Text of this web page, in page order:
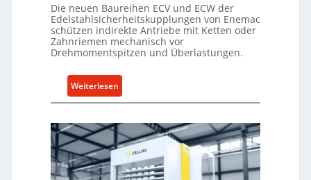
Die neuen Baureihen ECV und ECW der
Edelstahlsicherheitskupplungen von Enemac
schützen indirekte Antriebe mit Ketten oder
Zahnriemen mechanisch vor
Drehmomentspitzen und Überlastungen.
Weiterlesen:
M
c
h
n